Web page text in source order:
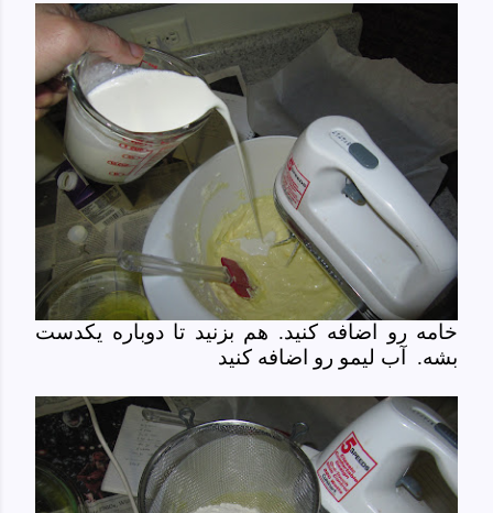
خامه رو اضافه کنید. هم بزنید تا دوباره یکدست
بشه.
آب لیمو رو اضافه کنید